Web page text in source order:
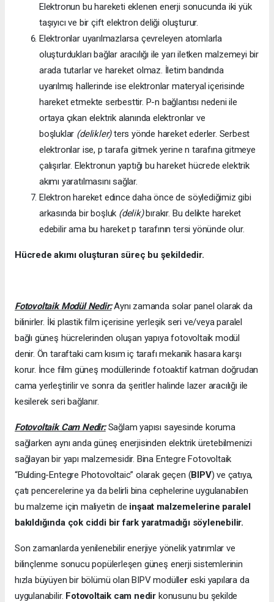
Elektronun bu hareketi eklenen enerji sonucunda iki yük
taşıyıcı ve bir çift elektron deliği oluşturur.
Elektronlar uyarılmazlarsa çevreleyen atomlarla
oluşturdukları bağlar aracılığı ile yarı iletken malzemeyi bir
arada tutarlar ve hareket olmaz. İletim bandında
uyarılmış hallerinde ise elektronlar materyal içerisinde
hareket etmekte serbesttir. P-n bağlantısı nedeni ile
ortaya çıkan elektrik alanında elektronlar ve
boşluklar (delikler)ters yönde hareket ederler. Serbest
elektronlar ise, p tarafa gitmek yerine n tarafına gitmeye
çalışırlar. Elektronun yaptığı bu hareket hücrede elektrik
akımı yaratılmasını sağlar.
Elektron hareket edince daha önce de söylediğimiz gibi
arkasında bir boşluk (delik)bırakır. Bu delikte hareket
edebilir ama bu hareket p tarafının tersi yönünde olur.
Hücrede akımı oluşturan süreç bu şekildedir.
Fotovoltaik Modül Nedir:Aynı zamanda solar panel olarak da
bilinirler. İki plastik film içerisine yerleşik seri ve/veya paralel
bağlı güneş hücrelerinden oluşan yapıya fotovoltaik modül
denir. Ön taraftaki cam kısım iç tarafı mekanik hasara karşı
korur. İnce film güneş modüllerinde fotoaktif katman doğrudan
cama yerleştirilir ve sonra da şeritler halinde lazer aracılığı ile
kesilerek seri bağlanır.
Fotovoltaik Cam Nedir:Sağlam yapısı sayesinde koruma
sağlarken aynı anda güneş enerjisinden elektrik üretebilmenizi
sağlayan bir yapı malzemesidir. Bina Entegre Fotovoltaik
“Bulding-Entegre Photovoltaic” olarak geçen (BIPV) ve çatıya,
çatı pencerelerine ya da belirli bina cephelerine uygulanabilen
bu malzeme için maliyetin de inşaat malzemelerine paralel
bakıldığında çok ciddi bir fark yaratmadığı söylenebilir.
Son zamanlarda yenilenebilir enerjiye yönelik yatırımlar ve
bilinçlenme sonucu popülerleşen güneş enerji sistemlerinin
hızla büyüyen bir bölümü olan BIPV modüller eski yapılara da
uygulanabilir. Fotovoltaik cam nedir konusunu bu şekilde